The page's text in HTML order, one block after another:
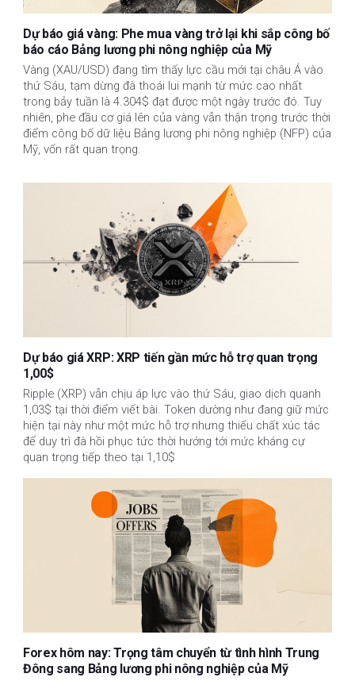
Dự báo giá vàng: Phe mua vàng trở lại khi sắp công bố
báo cáo Bảng lương phi nông nghiệp của Mỹ
Vàng (XAU/USD) đang tìm thấy lực cầu mới tại châu Á vào
thứ Sáu, tạm dừng đà thoái lui mạnh từ mức cao nhất
trong bảy tuần là 4.304$ đạt được một ngày trước đó. Tuy
nhiên, phe đầu cơ giá lên của vàng vẫn thận trọng trước thời
điểm công bố dữ liệu Bảng lương phi nông nghiệp (NFP) của
Mỹ, vốn rất quan trọng.
Dự báo giá XRP: XRP tiến gần mức hỗ trợ quan trọng
1,00$
Ripple (XRP) vẫn chịu áp lực vào thứ Sáu, giao dịch quanh
1,03$ tại thời điểm viết bài. Token dường như đang giữ mức
hiện tại này như một mức hỗ trợ nhưng thiếu chất xúc tác
để duy trì đà hồi phục tức thời hướng tới mức kháng cự
quan trọng tiếp theo tại 1,10$
Forex hôm nay: Trọng tâm chuyển từ tình hình Trung
Đông sang Bảng lương phi nông nghiệp của Mỹ